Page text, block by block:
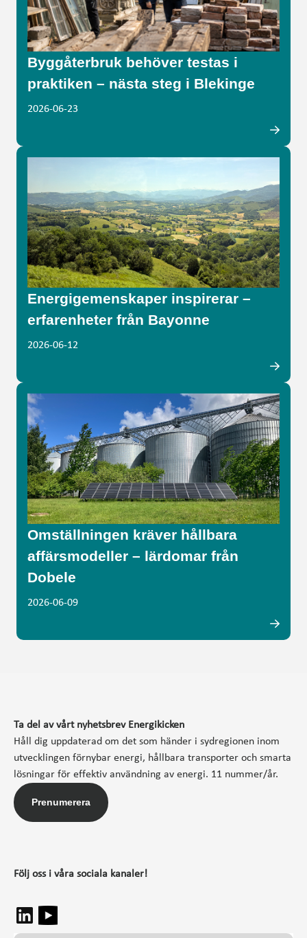
Byggåterbruk behöver testas i
praktiken – nästa steg i Blekinge
2026-06-23
Energigemenskaper inspirerar –
erfarenheter från Bayonne
2026-06-12
Omställningen kräver hållbara
affärsmodeller – lärdomar från
Dobele
2026-06-09
Ta del av vårt nyhetsbrev Energikicken
Håll dig uppdaterad om det som händer i sydregionen inom
utvecklingen förnybar energi, hållbara transporter och smarta
lösningar för effektiv användning av energi. 11 nummer/år.
Prenumerera
Följ oss i våra sociala kanaler!